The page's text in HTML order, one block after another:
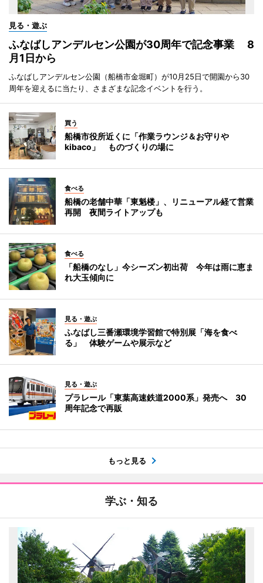
見る・遊ぶ
ふなばしアンデルセン公園が30周年で記念事業 8
月1日から
ふなばしアンデルセン公園（船橋市金堀町）が10月25日で開園から30
周年を迎えるに当たり、さまざまな記念イベントを行う。
買う
船橋市役所近くに「作業ラウンジ＆お守りや
kibaco」 ものづくりの場に
食べる
船橋の老舗中華「東魁楼」、リニューアル経て営業
再開 夜間ライトアップも
食べる
「船橋のなし」今シーズン初出荷 今年は雨に恵ま
れ大玉傾向に
見る・遊ぶ
ふなばし三番瀬環境学習館で特別展「海を食べ
る」 体験ゲームや展示など
見る・遊ぶ
プラレール「東葉高速鉄道2000系」発売へ 30
周年記念で再販
もっと見る
学ぶ・知る